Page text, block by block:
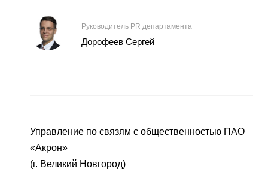
Руководитель PR департамента
Дорофеев Сергей
Управление по связям с общественностью ПАО
«Акрон»
(г. Великий Новгород)